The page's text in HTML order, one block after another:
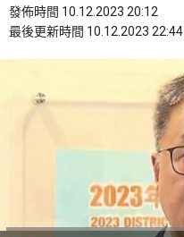
發佈時間 10.12.2023 20:12
最後更新時間 10.12.2023 22:44